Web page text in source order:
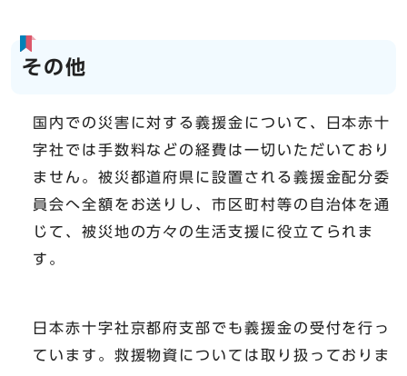
その他
国内での災害に対する義援金について、日本赤十
字社では手数料などの経費は一切いただいており
ません。被災都道府県に設置される義援金配分委
員会へ全額をお送りし、市区町村等の自治体を通
じて、被災地の方々の生活支援に役立てられま
す。
日本赤十字社京都府支部でも義援金の受付を行っ
ています。救援物資については取り扱っておりま